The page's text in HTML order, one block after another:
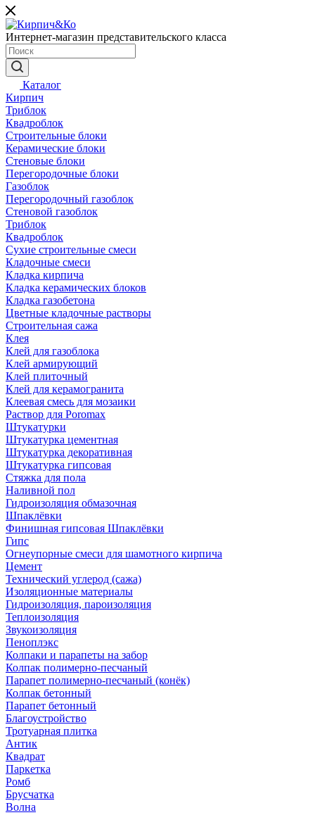
Интернет-магазин представительского класса
Каталог
Кирпич
Триблок
Квадроблок
Строительные блоки
Керамические блоки
Стеновые блоки
Перегородочные блоки
Газоблок
Перегородочный газоблок
Стеновой газоблок
Триблок
Квадроблок
Сухие строительные смеси
Кладочные смеси
Кладка кирпича
Кладка керамических блоков
Кладка газобетона
Цветные кладочные растворы
Строительная сажа
Клея
Клей для газоблока
Клей армирующий
Клей плиточный
Клей для керамогранита
Клеевая смесь для мозаики
Раствор для Poromax
Штукатурки
Штукатурка цементная
Штукатурка декоративная
Штукатурка гипсовая
Стяжка для пола
Наливной пол
Гидроизоляция обмазочная
Шпаклёвки
Финишная гипсовая Шпаклёвки
Гипс
Огнеупорные смеси для шамотного кирпича
Цемент
Технический углерод (сажа)
Изоляционные материалы
Гидроизоляция, пароизоляция
Теплоизоляция
Звукоизоляция
Пеноплэкс
Колпаки и парапеты на забор
Колпак полимерно-песчаный
Парапет полимерно-песчаный (конёк)
Колпак бетонный
Парапет бетонный
Благоустройство
Тротуарная плитка
Антик
Квадрат
Паркетка
Ромб
Брусчатка
Волна